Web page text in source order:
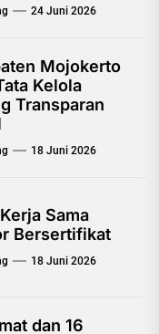
24 Juni 2026
Mojokerto
Kelola
Transparan
18 Juni 2026
Sama
Bersertifikat
18 Juni 2026
dan 16